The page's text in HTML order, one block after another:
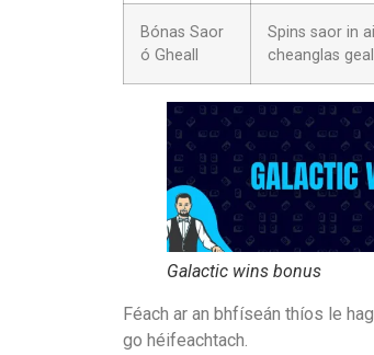
Bónas Saor
ó Gheall
Spins saor in
cheanglas
Galactic wins bonus
Féach ar an bhfíseán thíos le
go héifeachtach.